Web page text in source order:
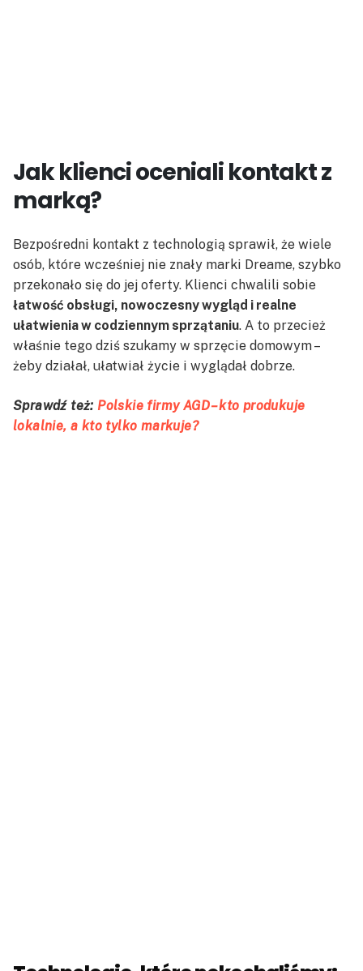
Jak klienci oceniali kontakt z
marką?
Bezpośredni kontakt z technologią sprawił, że wiele
osób, które wcześniej nie znały marki Dreame, szybko
przekonało się do jej oferty. Klienci chwalili sobie
łatwość obsługi, nowoczesny wygląd i realne
ułatwienia w codziennym sprzątaniu. A to przecież
właśnie tego dziś szukamy w sprzęcie domowym –
żeby działał, ułatwiał życie i wyglądał dobrze.
Sprawdź też: Polskie firmy AGD – kto produkuje
lokalnie, a kto tylko markuje?